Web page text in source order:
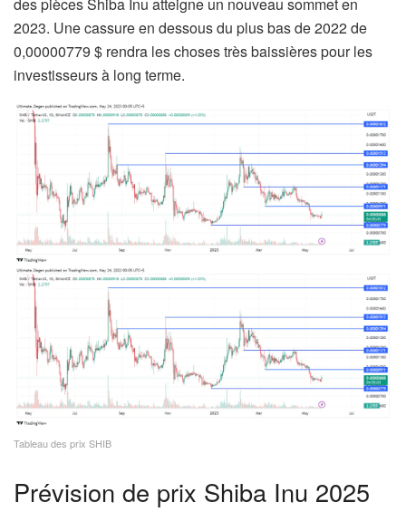
2023. Une cassure en dessous du plus bas de 2022 de
0,00000779 $ rendra les choses très baissières pour les
investisseurs à long terme.
Tableau des prix SHIB
Prévision de prix Shiba Inu 2025